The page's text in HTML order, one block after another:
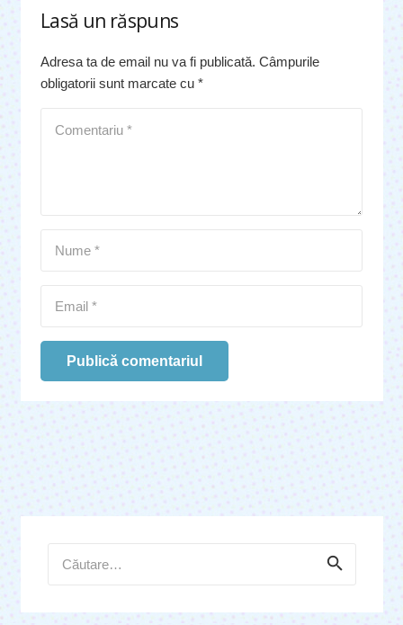
Lasă un răspuns
Adresa ta de email nu va fi publicată. Câmpurile
obligatorii sunt marcate cu *
Publică comentariul
după: